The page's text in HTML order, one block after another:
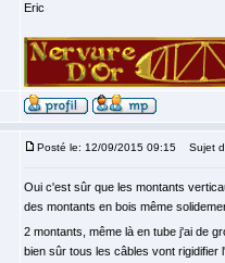
Eric
Posté le: 12/09/2015 09:15 Sujet
Oui c'est sûr que les montants
des montants en bois même
2 montants, même là en tube j'ai de
bien sûr tous les câbles vont rigidifier